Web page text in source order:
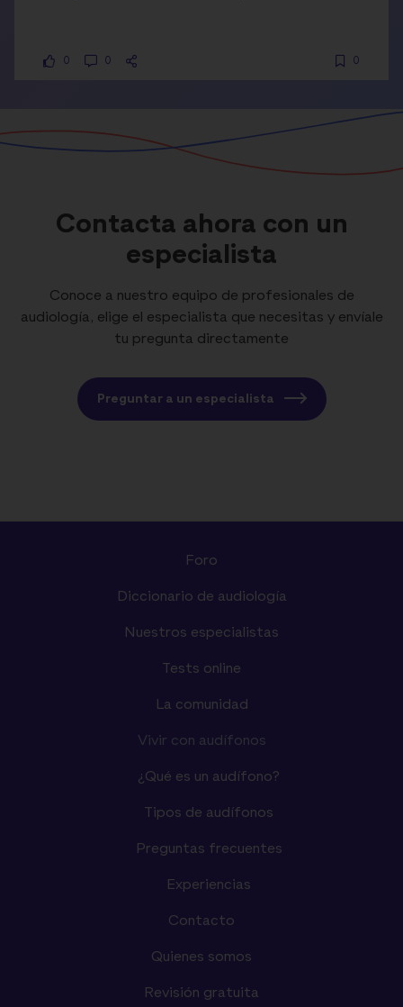
0 0 0
Contacta ahora con un
especialista
Conoce a nuestro equipo de profesionales de
audiología, elige el especialista que necesitas y envíale
tu pregunta directamente
Preguntar a un especialista
Foro
Diccionario de audiología
Nuestros especialistas
Tests online
La comunidad
Vivir con audífonos
¿Qué es un audífono?
Tipos de audífonos
Preguntas frecuentes
Experiencias
Contacto
Quienes somos
Revisión gratuita